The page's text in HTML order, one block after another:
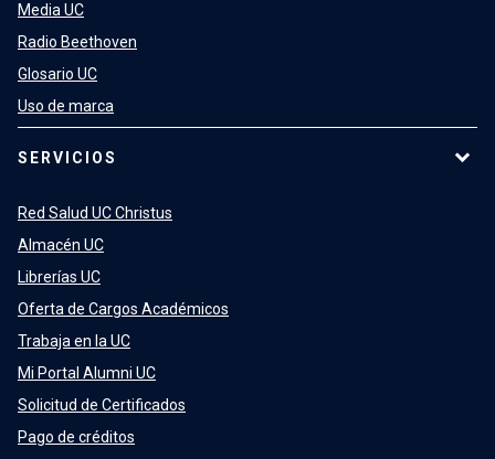
Media UC
Radio Beethoven
Glosario UC
Uso de marca
SERVICIOS
Red Salud UC Christus
Almacén UC
Librerías UC
Oferta de Cargos Académicos
Trabaja en la UC
Mi Portal Alumni UC
Solicitud de Certificados
Pago de créditos